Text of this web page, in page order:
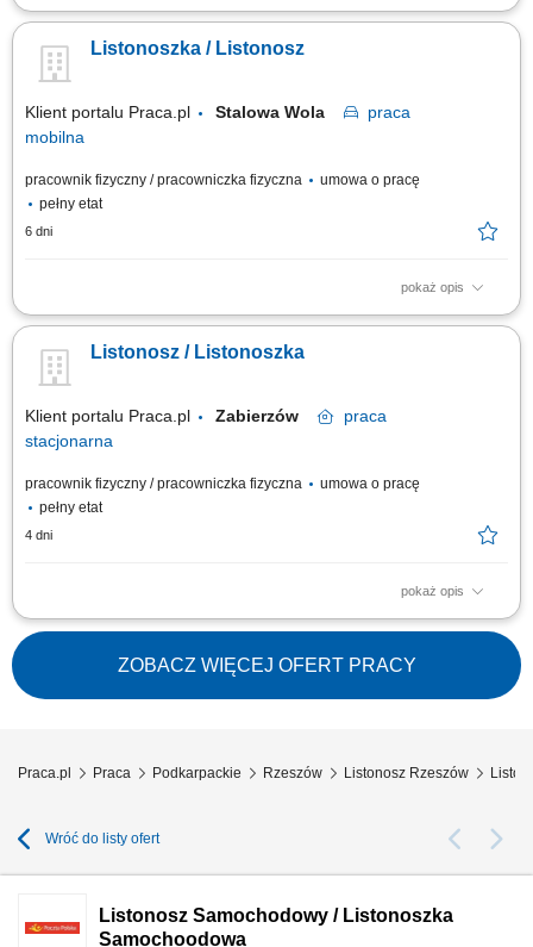
Rodzaj zatrudnienia: umowa o pracę, cały etat, praca od poniedziałku do
doręczanie listów, paczek i przekazów pieniężnych, bezpośrednia
obsługa klientów, w tym sprzedaż produktów i usług,
Listonoszka / Listonosz
Klient portalu Praca.pl Stalowa Wola
praca
mobilna
pracownik fizyczny / pracowniczka fizyczna
umowa o pracę
pełny etat
6 dni
pokaż opis
Przygotowywanie korespondencji do doręczenia; Dostarczanie listów,
sprzedaż produktów i usług; Prowadzenie dokumentacji związanej z
wykonywanymi zadaniami przy użyciu tabletu;
Listonosz / Listonoszka
Klient portalu Praca.pl Zabierzów
praca
stacjonarna
pracownik fizyczny / pracowniczka fizyczna
umowa o pracę
pełny etat
4 dni
pokaż opis
Przygotowywanie i doręczanie korespondencji, paczek i przekazów
pieniężnych; Obsługa klientów bezpośrednio w urzędzie i podczas
doręczeń, w tym sprzedaż produktów i usług; Prowadzenie dokumentacji
związanej z wykonywanymi zadaniami przy użyciu tabletu;
ZOBACZ WIĘCEJ OFERT PRACY
Praca.pl Praca Podkarpackie Rzeszów Listonosz Rzeszów
Wróć do listy ofert
Listonosz Samochodowy / Listonoszka
Samochoodowa